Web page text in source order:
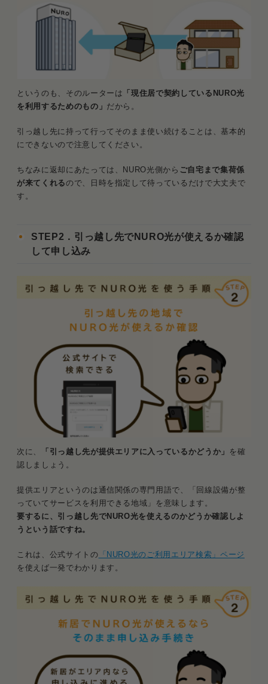
というのも、そのルーターは 「現住居で契約しているNURO光
を利用するためのもの」 だから。
引っ越し先に持って行ってそのまま使い続けることは、基本的
にできないので注意してください。
ちなみに返却にあたっては、NURO光側から ご自宅まで集荷係
が来てくれるので、日時を指定して待っているだけで大丈夫で
す。
STEP2．引っ越し先でNURO光が使えるか確認
して申し込み
次に、 「引っ越し先が提供エリアに入っているかどうか」 を確
認しましょう。
提供エリアというのは通信関係の専門用語で、「回線設備が整
っていてサービスを利用できる地域」を意味します。
要するに、引っ越し先でNURO光を使えるのかどうか確認しよ
うという話ですね。
これは、公式サイトの 「NURO光のご利用エリア検索」ページ
を使えば一発でわかります。